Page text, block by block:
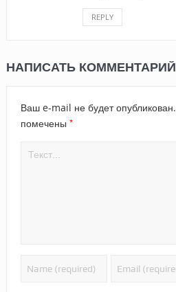
REPLY
НАПИСАТЬ КОММЕНТАРИЙ
Ваш e-mail не будет опубликован.
помечены *